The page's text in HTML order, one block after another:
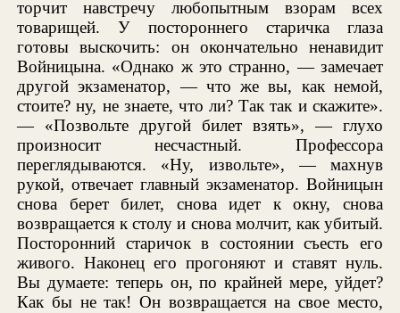
торчит навстречу любопытным взорам всех
товарищей. У постороннего старичка глаза
готовы выскочить: он окончательно ненавидит
Войницына. «Однако ж это странно, — замечает
другой экзаменатор, — что же вы, как немой,
стоите? ну, не знаете, что ли? Так так и скажите».
— «Позвольте другой билет взять», — глухо
произносит несчастный. Профессора
переглядываются. «Ну, извольте», — махнув
рукой, отвечает главный экзаменатор. Войницын
снова берет билет, снова идет к окну, снова
возвращается к столу и снова молчит, как убитый.
Посторонний старичок в состоянии съесть его
живого. Наконец его прогоняют и ставят нуль.
Вы думаете: теперь он, по крайней мере, уйдет?
Как бы не так! Он возвращается на свое место,